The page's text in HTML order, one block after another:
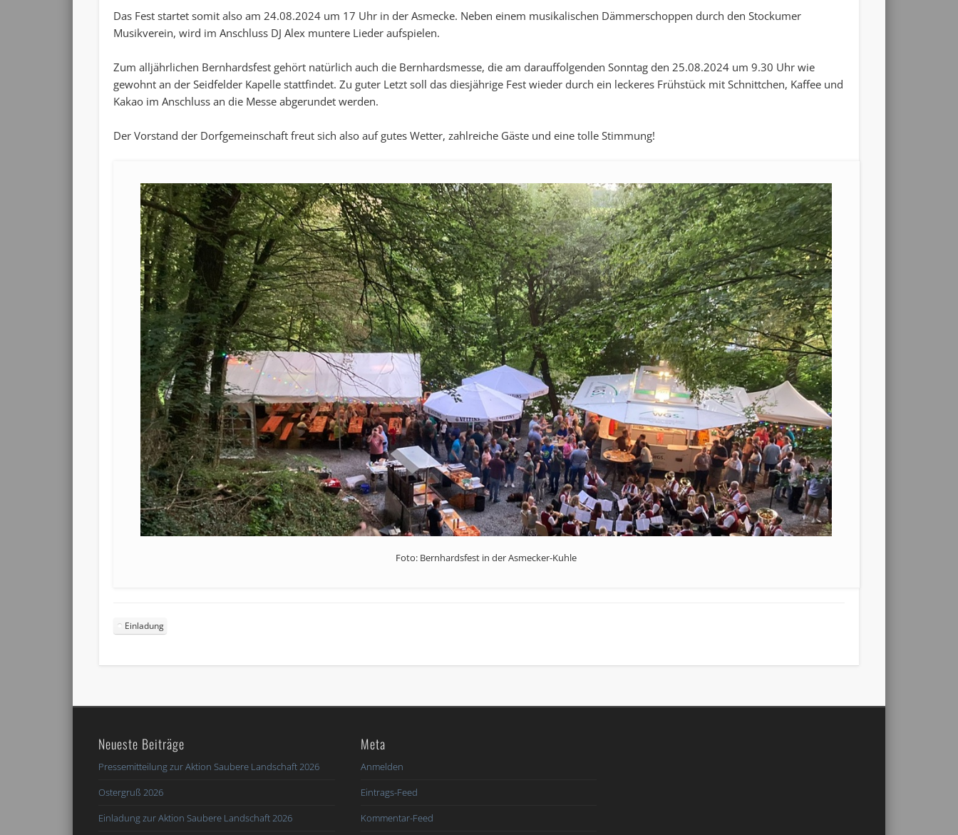
Das Fest startet somit also am 24.08.2024 um 17 Uhr in der Asmecke. Neben einem musikalischen Dämmerschoppen durch den Stockumer
Musikverein, wird im Anschluss DJ Alex muntere Lieder aufspielen.
Zum alljährlichen Bernhardsfest gehört natürlich auch die Bernhardsmesse, die am darauffolgenden Sonntag den 25.08.2024 um 9.30 Uhr wie
gewohnt an der Seidfelder Kapelle stattfindet. Zu guter Letzt soll das diesjährige Fest wieder durch ein leckeres Frühstück mit Schnittchen, Kaffee und
Kakao im Anschluss an die Messe abgerundet werden.
Der Vorstand der Dorfgemeinschaft freut sich also auf gutes Wetter, zahlreiche Gäste und eine tolle Stimmung!
Foto: Bernhardsfest in der Asmecker-Kuhle
Einladung
Neueste Beiträge
Pressemitteilung zur Aktion Saubere Landschaft 2026
Ostergruß 2026
Einladung zur Aktion Saubere Landschaft 2026
Meta
Anmelden
Eintrags-Feed
Kommentar-Feed